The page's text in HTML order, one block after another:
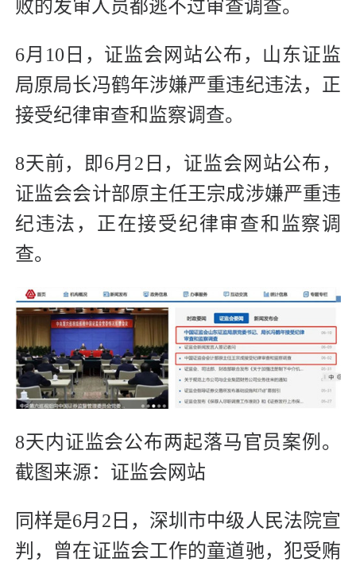
败的发审人员都逃不过审查调查。
6月10日，证监会网站公布，山东证监
局原局长冯鹤年涉嫌严重违纪违法，正
接受纪律审查和监察调查。
8天前，即6月2日，证监会网站公布，
证监会会计部原主任王宗成涉嫌严重违
纪违法，正在接受纪律审查和监察调
查。
8天内证监会公布两起落马官员案例。
截图来源：证监会网站
同样是6月2日，深圳市中级人民法院宣
判，曾在证监会工作的童道驰，犯受贿